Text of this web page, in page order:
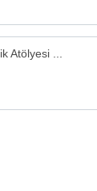
Atölyesi ...